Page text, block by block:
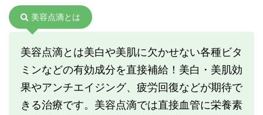
美容点滴とは
美容点滴とは美白や美肌に欠かせない各種ビタ
ミンなどの有効成分を直接補給！美白・美肌効
果やアンチエイジング、疲労回復などが期待で
きる治療です。美容点滴では直接血管に栄養素